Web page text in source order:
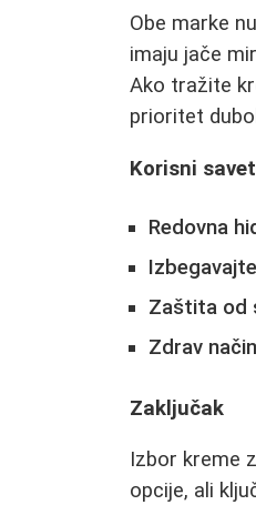
Obe marke
imaju jače
Ako tražite
prioritet
Korisni
Redovna
Zaštita od
Zdrav
Zaključak
Izbor kreme
opcije, ali